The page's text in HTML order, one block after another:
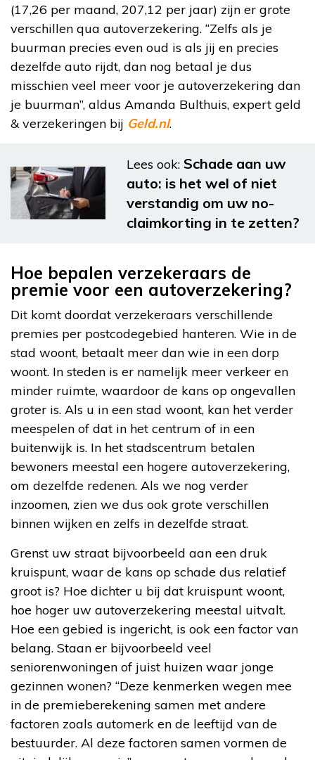
(17,26 per maand, 207,12 per jaar) zijn er grote
verschillen qua autoverzekering. “Zelfs als je
buurman precies even oud is als jij en precies
dezelfde auto rijdt, dan nog betaal je dus
misschien veel meer voor je autoverzekering dan
je buurman”, aldus Amanda Bulthuis, expert geld
& verzekeringen bij Geld.nl.
Lees ook: Schade aan uw
auto: is het wel of niet
verstandig om uw no-
claimkorting in te zetten?
Hoe bepalen verzekeraars de
premie voor een autoverzekering?
Dit komt doordat verzekeraars verschillende
premies per postcodegebied hanteren. Wie in de
stad woont, betaalt meer dan wie in een dorp
woont. In steden is er namelijk meer verkeer en
minder ruimte, waardoor de kans op ongevallen
groter is. Als u in een stad woont, kan het verder
meespelen of dat in het centrum of in een
buitenwijk is. In het stadscentrum betalen
bewoners meestal een hogere autoverzekering,
om dezelfde redenen. Als we nog verder
inzoomen, zien we dus ook grote verschillen
binnen wijken en zelfs in dezelfde straat.
Grenst uw straat bijvoorbeeld aan een druk
kruispunt, waar de kans op schade dus relatief
groot is? Hoe dichter u bij dat kruispunt woont,
hoe hoger uw autoverzekering meestal uitvalt.
Hoe een gebied is ingericht, is ook een factor van
belang. Staan er bijvoorbeeld veel
seniorenwoningen of juist huizen waar jonge
gezinnen wonen? “Deze kenmerken wegen mee
in de premieberekening samen met andere
factoren zoals automerk en de leeftijd van de
bestuurder. Al deze factoren samen vormen de